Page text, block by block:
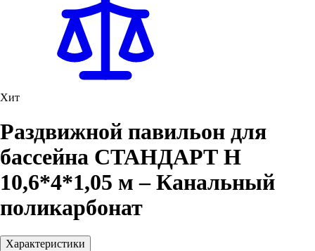
Хит
Раздвижной павильон для
бассейна СТАНДАРТ Н
10,6*4*1,05 м – Канальный
поликарбонат
Характеристики